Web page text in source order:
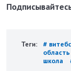
Теги: #
область
школа